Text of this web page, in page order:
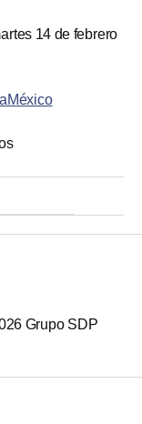
14 de febrero
Grupo SDP